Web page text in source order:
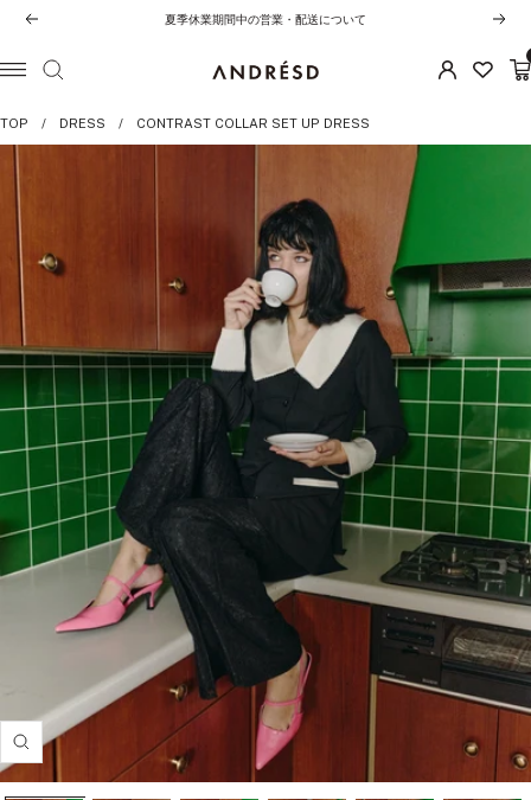
テ
ツ
前
夏季休業期間中の営業・配送について
次
ナ
ゲ
ANDRESD
TOP DRESS CONTRAST COLLAR SET UP DRESS
拡
大